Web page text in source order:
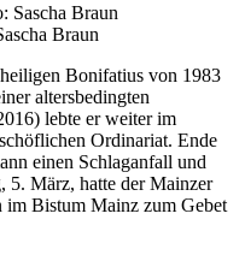
Braun
Bonifatius von 1983
altersbedingten
lebte er weiter im
Ordinariat. Ende
einen Schlaganfall und
März, hatte der Mainzer
Bistum Mainz zum Gebet